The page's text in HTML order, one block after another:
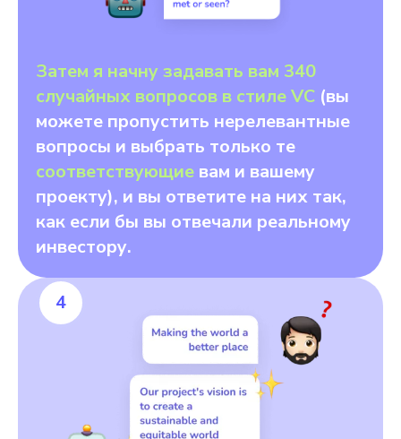
Затем я начну задавать вам 340
случайных вопросов в стиле VC (вы
можете пропустить нерелевантные
вопросы и выбрать только те
соответствующие вам и вашему
проекту), и вы ответите на них так,
как если бы вы отвечали реальному
инвестору.
4